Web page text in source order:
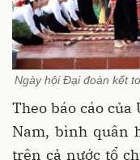
Ngày hội Đại đoàn kết
Theo báo cáo
Nam, bình quân
trên cả nước tổ